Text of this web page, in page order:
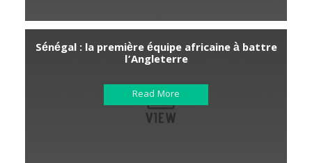
Sénégal : la première équipe africaine à battre
l’Angleterre
Read More